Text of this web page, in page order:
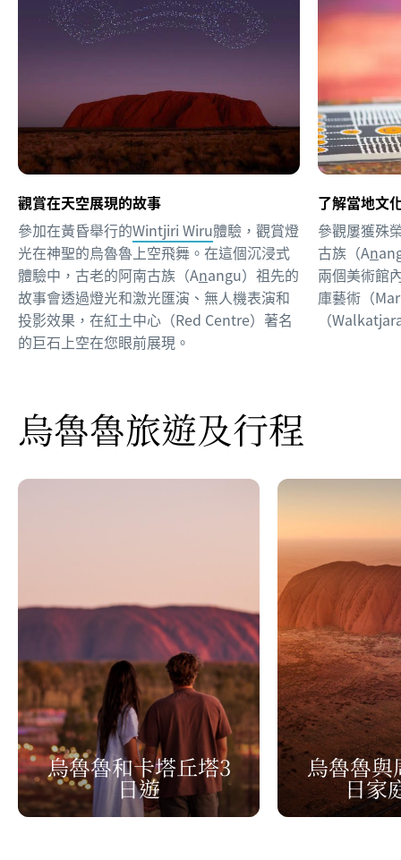
觀賞在天空展現的故事
參加在黃昏舉行的Wintjiri Wiru體驗，觀賞燈
光在神聖的烏魯魯上空飛舞。在這個沉浸式
體驗中，古老的阿南古族（Anangu）祖先的
故事會透過燈光和激光匯演、無人機表演和
投影效果，在紅土中心（Red Centre）著名
的巨石上空在您眼前展現。
了解當地文
參觀屢獲殊
古族（An
兩個美術館
庫藝術（
（
烏魯魯旅遊及行程
烏魯魯和卡塔丘塔3
日遊
烏魯魯與
日家